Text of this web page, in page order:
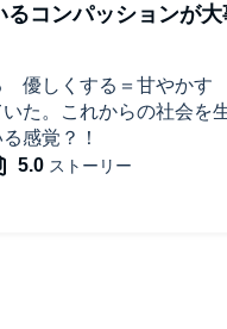
うに
優しくする＝甘やかす
た。これからの社会を
感覚？！
コンパッションが大